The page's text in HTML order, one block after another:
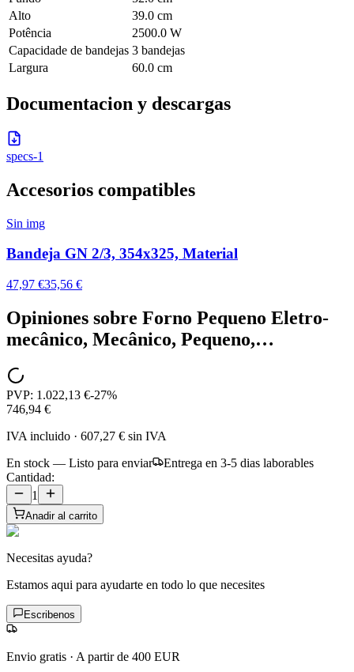
Alto
39.0 cm
Potência
2500.0 W
Capacidade de bandejas 3 bandejas
Largura
60.0 cm
Documentacion y descargas
specs-1
Accesorios compatibles
Sin img
Bandeja GN 2/3, 354x325, Material
47,97 €35,56 €
Opiniones sobre Forno Pequeno Eletro-
mecânico, Mecânico, Pequeno,…
PVP: 1.022,13 €-27%
746,94 €
IVA incluido · 607,27 € sin IVA
En stock — Listo para enviar
Entrega en 3-5 dias laborables
Cantidad:
1
Anadir al carrito
Necesitas ayuda?
Estamos aqui para ayudarte en todo lo que necesites
Escribenos
Envio gratis · A partir de 400 EUR